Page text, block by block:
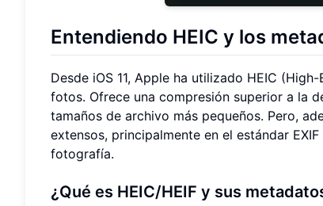
Entendiendo HEIC y los
Desde iOS 11, Apple ha utilizado HEIC
fotos. Ofrece una compresión superior a la
tamaños de archivo más pequeños. Pero,
extensos, principalmente en el estándar
fotografía.
¿Qué es HEIC/HEIF y sus